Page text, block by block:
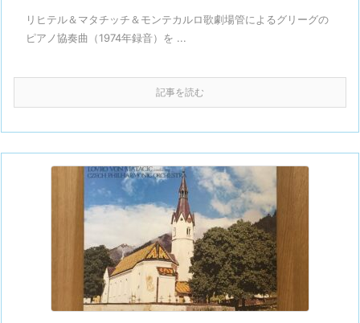
リヒテル＆マタチッチ＆モンテカルロ歌劇場管によるグリーグの
ピアノ協奏曲（1974年録音）を ...
記事を読む